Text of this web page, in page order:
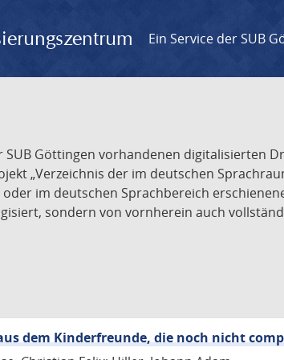
Ein Service der SUB
Göttingen vorhandenen digitalisierten
„Verzeichnis der im deutschen
im deutschen Sprachbereich
sondern von vornherein auch
dem Kinderfreunde, die noch nicht